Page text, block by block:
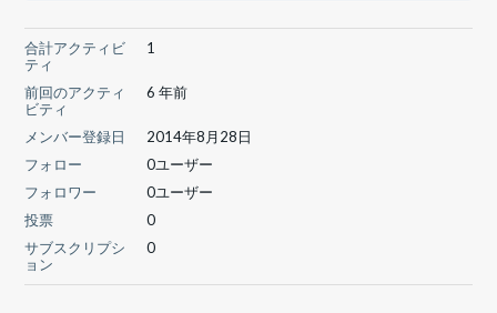
合計アクティビ
ティ
1
前回のアクティ
ビティ
6 年前
メンバー登録日
2014年8月28日
フォロー
0ユーザー
フォロワー
0ユーザー
投票
0
サブスクリプシ
ョン
0